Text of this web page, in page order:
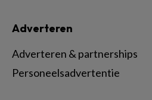
Adverteren
Adverteren & partnerships
Personeelsadvertentie